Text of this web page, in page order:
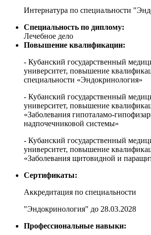
Интернатура по специальности
Специальность по диплому:
Лечебное дело
Повышение квалификации:
- Кубанский государственный
университет, повышение
специальности «Эндокринология»
- Кубанский государственный
университет, повышение
«Заболевания гипоталамо-
надпочечниковой системы»
- Кубанский государственный
университет, повышение
«Заболевания щитовидной и
Сертификаты:
Аккредитация по специальности
"Эндокринология" до 28.03.2028
Профессиональные навыки: